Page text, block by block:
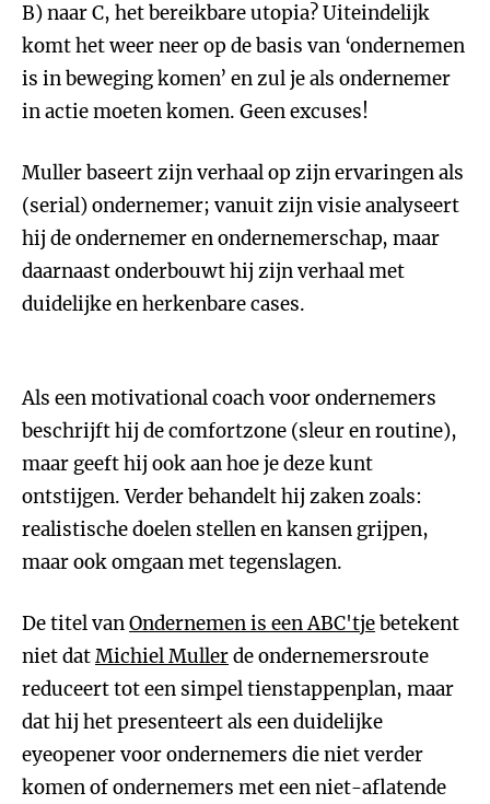
B) naar C, het bereikbare utopia? Uiteindelijk
komt het weer neer op de basis van ‘ondernemen
is in beweging komen’ en zul je als ondernemer
in actie moeten komen. Geen excuses!
Muller baseert zijn verhaal op zijn ervaringen als
(serial) ondernemer; vanuit zijn visie analyseert
hij de ondernemer en ondernemerschap, maar
daarnaast onderbouwt hij zijn verhaal met
duidelijke en herkenbare cases.
Als een motivational coach voor ondernemers
beschrijft hij de comfortzone (sleur en routine),
maar geeft hij ook aan hoe je deze kunt
ontstijgen. Verder behandelt hij zaken zoals:
realistische doelen stellen en kansen grijpen,
maar ook omgaan met tegenslagen.
De titel vanOndernemen is een ABC'tjebetekent
niet datMichiel Mullerde ondernemersroute
reduceert tot een simpel tienstappenplan, maar
dat hij het presenteert als een duidelijke
eyeopener voor ondernemers die niet verder
komen of ondernemers met een niet-aflatende